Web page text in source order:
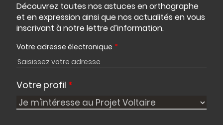
Découvrez toutes nos astuces en orthographe
et en expression ainsi que nos actualités en vous
inscrivant à notre lettre d’information.
Votre adresse électronique *
Votre profil *